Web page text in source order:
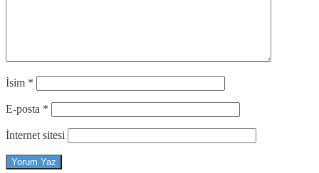
İsim *
E-posta *
İnternet sitesi